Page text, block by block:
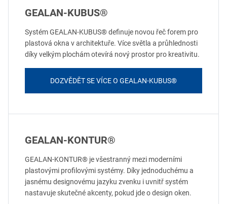
GEALAN-KUBUS®
Systém GEALAN-KUBUS® definuje novou řeč forem pro
plastová okna v architektuře. Více světla a průhlednosti
díky velkým plochám otevírá nový prostor pro kreativitu.
DOZVĚDĚT SE VÍCE O GEALAN-KUBUS®
GEALAN-KONTUR®
GEALAN-KONTUR® je všestranný mezi moderními
plastovými profilovými systémy. Díky jednoduchému a
jasnému designovému jazyku zvenku i uvnitř systém
nastavuje skutečné akcenty, pokud jde o design oken.